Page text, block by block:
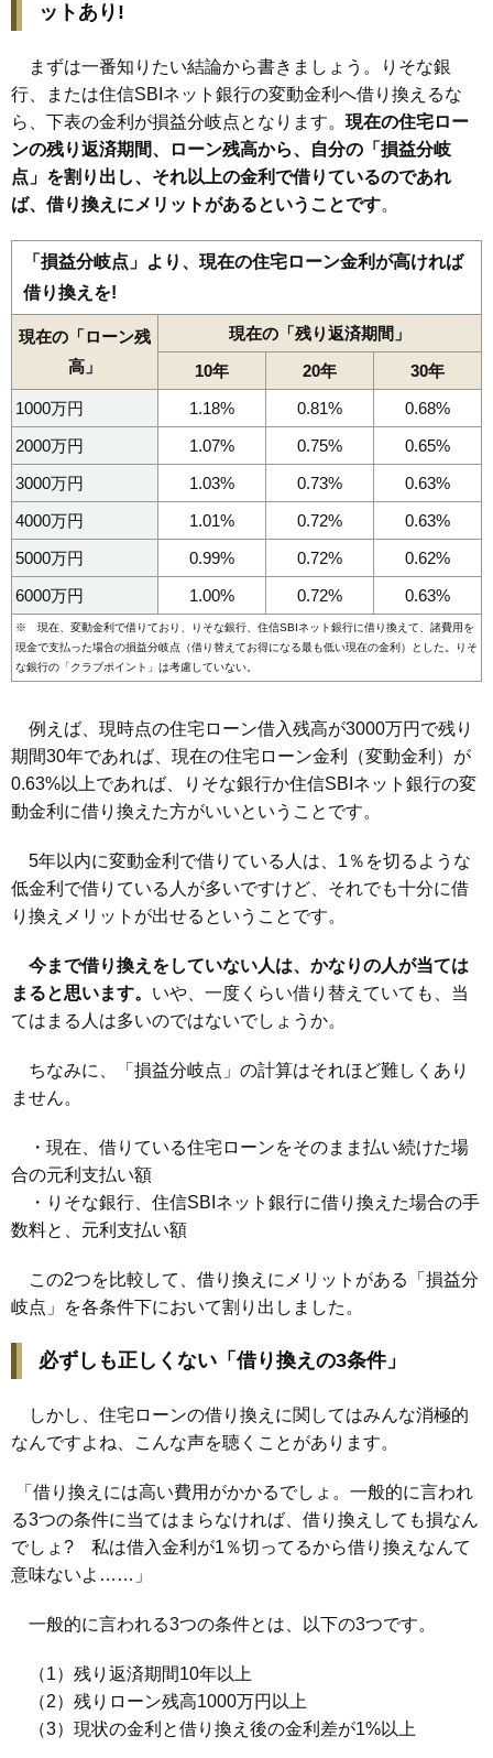
ットあり!
まずは一番知りたい結論から書きましょう。りそな銀
行、または住信SBIネット銀行の変動金利へ借り換えるな
ら、下表の金利が損益分岐点となります。 現在の住宅ロー
ンの残り返済期間、ローン残高から、自分の「損益分岐
点」を割り出し、それ以上の金利で借りているのであれ
ば、借り換えにメリットがあるということです。
「損益分岐点」より、現在の住宅ローン金利が高ければ
借り換えを!
現在の「ローン残
高」
現在の「残り返済期間」
10年
20年
30年
1000万円
1.18% 0.81%
0.68%
2000万円
1.07% 0.75%
0.65%
3000万円
1.03% 0.73%
0.63%
4000万円
1.01% 0.72%
0.63%
5000万円
0.99% 0.72%
0.62%
6000万円
1.00% 0.72% 0.63%
※ 現在、変動金利で借りており、りそな銀行、住信SBIネット銀行に借り換えて、諸費用を
現金で支払った場合の損益分岐点（借り替えてお得になる最も低い現在の金利）とした。りそ
な銀行の「クラブポイント」は考慮していない。
例えば、現時点の住宅ローン借入残高が3000万円で残り
期間30年であれば、現在の住宅ローン金利（変動金利）が
0.63%以上であれば、りそな銀行か住信SBIネット銀行の変
動金利に借り換えた方がいいということです。
5年以内に変動金利で借りている人は、1％を切るような
低金利で借りている人が多いですけど、それでも十分に借
り換えメリットが出せるということです。
今まで借り換えをしていない人は、かなりの人が当ては
まると思います。 いや、一度くらい借り替えていても、当
てはまる人は多いのではないでしょうか。
ちなみに、「損益分岐点」の計算はそれほど難しくあり
ません。
・現在、借りている住宅ローンをそのまま払い続けた場
合の元利支払い額
・りそな銀行、住信SBIネット銀行に借り換えた場合の手
数料と、元利支払い額
この2つを比較して、借り換えにメリットがある「損益分
岐点」を各条件下において割り出しました。
必ずしも正しくない「借り換えの3条件」
しかし、住宅ローンの借り換えに関してはみんな消極的
なんですよね、こんな声を聴くことがあります。
「借り換えには高い費用がかかるでしょ。一般的に言われ
る3つの条件に当てはまらなければ、借り換えしても損なん
でしょ? 私は借入金利が1％切ってるから借り換えなんて
意味ないよ……」
一般的に言われる3つの条件とは、以下の3つです。
（1）残り返済期間10年以上
（2）残りローン残高1000万円以上
（3）現状の金利と借り換え後の金利差が1%以上